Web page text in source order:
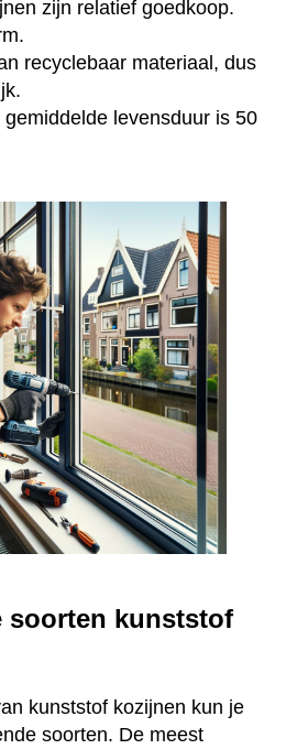
zijn relatief goedkoop.
recyclebaar materiaal, dus
levensduur is 50
soorten kunststof
kunststof kozijnen kun je
soorten. De meest